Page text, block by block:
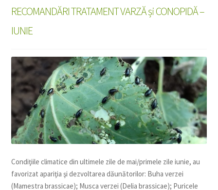
Casa și grădina
meniul
Sere și solarii
RECOMANDĂRI TRATAMENT VARZĂ și CONOPIDĂ –
IUNIE
Condiţiile climatice din ultimele zile de mai/primele zile iunie, au
favorizat apariţia şi dezvoltarea dăunătorilor: Buha verzei
(Mamestra brassicae); Musca verzei (Delia brassicae); Puricele